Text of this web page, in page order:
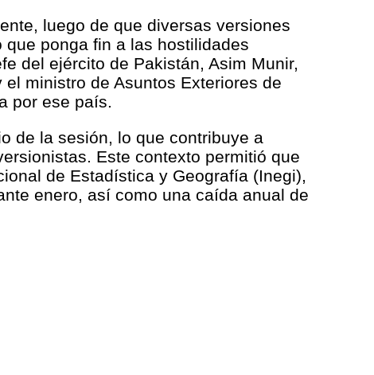
luego de que diversas versiones
ponga fin a las hostilidades
del ejército de Pakistán, Asim Munir,
ministro de Asuntos Exteriores de
por ese país.
de la sesión, lo que contribuye a
Este contexto permitió que
de Estadística y Geografía (Inegi),
enero, así como una caída anual de